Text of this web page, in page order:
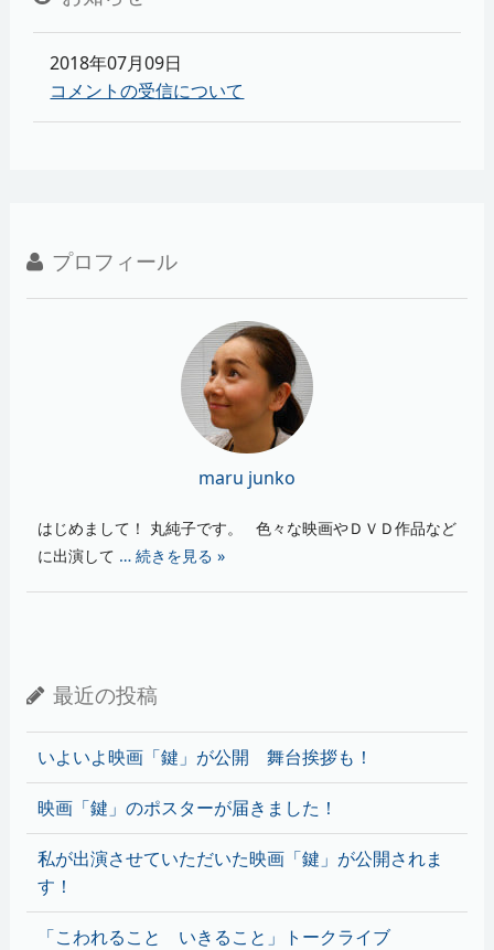
2018年07月09日
コメントの受信について
プロフィール
maru junko
はじめまして！ 丸純子です。 色々な映画やＤＶＤ作品など
に出演して … 続きを見る »
最近の投稿
いよいよ映画「鍵」が公開 舞台挨拶も！
映画「鍵」のポスターが届きました！
私が出演させていただいた映画「鍵」が公開されま
す！
「こわれること いきること」トークライブ